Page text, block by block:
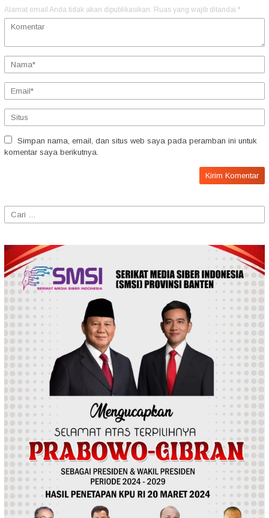
Alamat email Anda tidak akan dipublikasikan. Ruas yang wajib ditandai *
Simpan nama, email, dan situs web saya pada peramban ini untuk
komentar saya berikutnya.
Cari
untuk: